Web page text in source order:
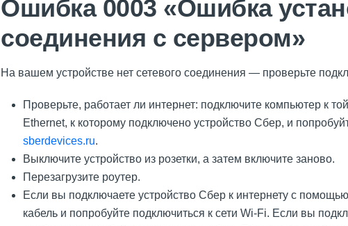
Ошибка 0003 «Ошибка
соединения с сервером»
На вашем устройстве нет сетевого соединения — проверьте
Проверьте, работает ли интернет: подключите компьютер к
Ethernet, к которому подключено устройство Сбер, и
sberdevices.ru.
Выключите устройство из розетки, а затем включите заново.
Перезагрузите роутер.
Если вы подключаете устройство Сбер к интернету с
кабель и попробуйте подключиться к сети Wi-Fi. Если вы